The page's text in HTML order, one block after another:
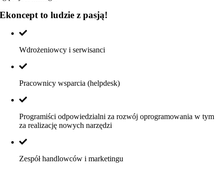
Ekoncept to ludzie z pasją!
Wdrożeniowcy i serwisanci
Pracownicy wsparcia (helpdesk)
Programiści odpowiedzialni za rozwój oprogramowania w tym
za realizację nowych narzędzi
Zespół handlowców i marketingu